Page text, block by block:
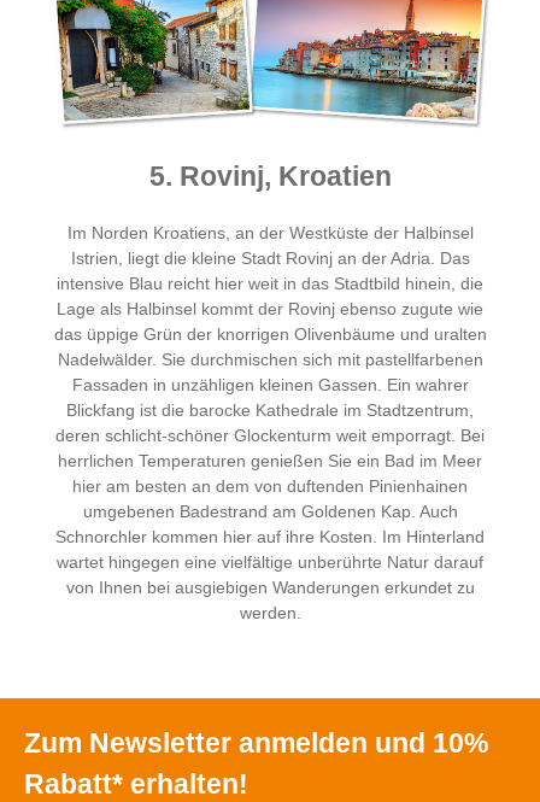
5. Rovinj, Kroatien
Im Norden Kroatiens, an der Westküste der Halbinsel
Istrien, liegt die kleine Stadt Rovinj an der Adria. Das
intensive Blau reicht hier weit in das Stadtbild hinein, die
Lage als Halbinsel kommt der Rovinj ebenso zugute wie
das üppige Grün der knorrigen Olivenbäume und uralten
Nadelwälder. Sie durchmischen sich mit pastellfarbenen
Fassaden in unzähligen kleinen Gassen. Ein wahrer
Blickfang ist die barocke Kathedrale im Stadtzentrum,
deren schlicht-schöner Glockenturm weit emporragt. Bei
herrlichen Temperaturen genießen Sie ein Bad im Meer
hier am besten an dem von duftenden Pinienhainen
umgebenen Badestrand am Goldenen Kap. Auch
Schnorchler kommen hier auf ihre Kosten. Im Hinterland
wartet hingegen eine vielfältige unberührte Natur darauf
von Ihnen bei ausgiebigen Wanderungen erkundet zu
werden.
Zum Newsletter anmelden und 10%
Rabatt* erhalten!